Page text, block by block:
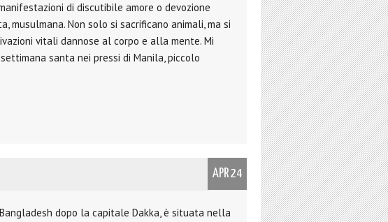
di discutibile amore o devozione
musulmana. Non solo si sacrificano animali, ma si
vitali dannose al corpo e alla mente. Mi
santa nei pressi di Manila, piccolo
APR 24
dopo la capitale Dakka, è situata nella